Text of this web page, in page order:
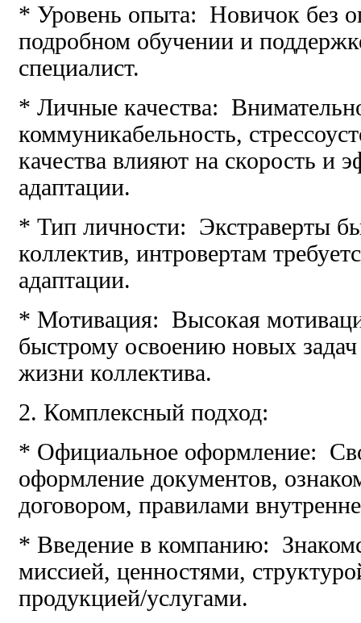
* Уровень опыта: Новичок без
подробном обучении и
специалист.
* Личные качества:
коммуникабельность,
качества влияют на скорость и
адаптации.
* Тип личности: Экстраверты
коллектив, интровертам
адаптации.
* Мотивация: Высокая
быстрому освоению новых
жизни коллектива.
2. Комплексный подход:
* Официальное оформление:
оформление документов,
договором, правилами
* Введение в компанию:
миссией, ценностями,
продукцией/услугами.